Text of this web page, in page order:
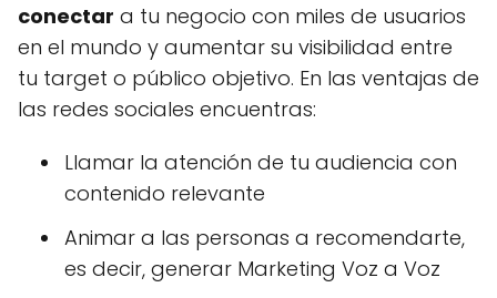
conectar a tu negocio con miles de usuarios
en el mundo y aumentar su visibilidad entre
tu target o público objetivo. En las ventajas de
las redes sociales encuentras:
Llamar la atención de tu audiencia con
contenido relevante
Animar a las personas a recomendarte,
es decir, generar Marketing Voz a Voz